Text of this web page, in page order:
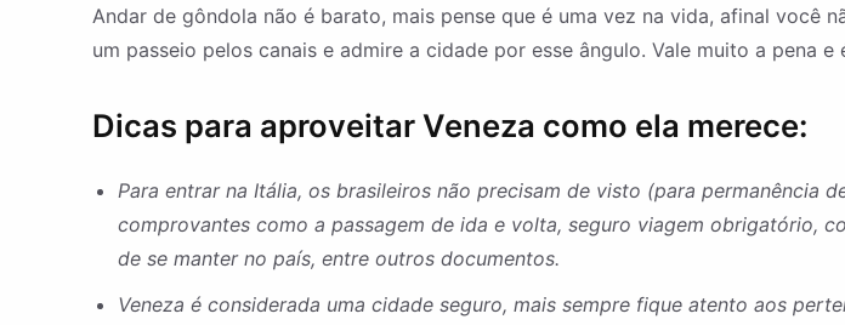
Andar de gôndola não é barato, mais pense que é uma vez na vida, afinal você
um passeio pelos canais e admire a cidade por esse ângulo. Vale muito a pena e
Dicas para aproveitar Veneza como ela merece:
Para entrar na Itália, os brasileiros não precisam de visto (para permanência
comprovantes como a passagem de ida e volta, seguro viagem obrigatório,
de se manter no país, entre outros documentos.
Veneza é considerada uma cidade seguro, mais sempre fique atento aos